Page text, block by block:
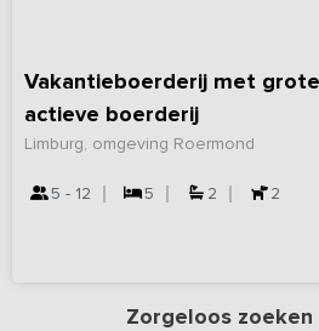
Vakantieboerderij met
actieve boerderij
Limburg, omgeving Roermond
5 - 12 5 2 2
Zorgeloos zoeken